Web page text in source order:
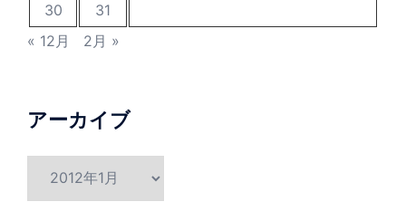
30
31
« 12月
2月 »
アーカイブ